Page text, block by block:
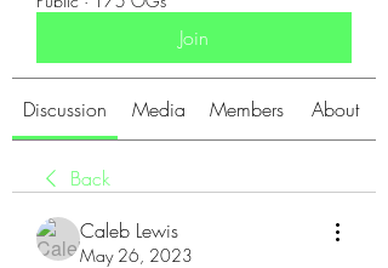
Join
Discussion Media Members About
Back
Caleb Lewis
May 26, 2023